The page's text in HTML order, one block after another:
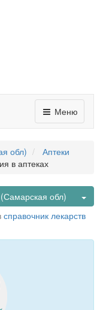
Меню
обл)
Аптеки
в аптеках
обл)
справочник лекарств